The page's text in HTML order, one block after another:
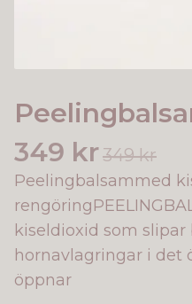
349 kr349 kr
Peelingbalsammed
kiseldioxid som slipar
hornavlagringar i det
öppnar